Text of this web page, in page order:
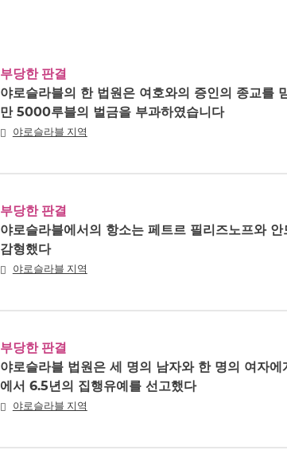
부당한 판결
야로슬라블의 한 법원은 여호와의 증인의 종교를
만 5000루블의 벌금을 부과하였습니다
야로슬라블 지역
부당한 판결
야로슬라블에서의 항소는 페트르 필리즈노프와
감형했다
야로슬라블 지역
부당한 판결
야로슬라블 법원은 세 명의 남자와 한 명의 여자
에서 6.5년의 집행유예를 선고했다
야로슬라블 지역